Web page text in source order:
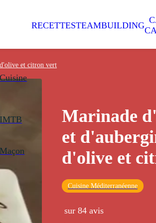
Cuisine
IMTB
Maçon
RECETTESTEAMBUILDING
et citron vert
Marinade
et
d'olive et
Cuisine Méditerranéenne
sur 84 avis